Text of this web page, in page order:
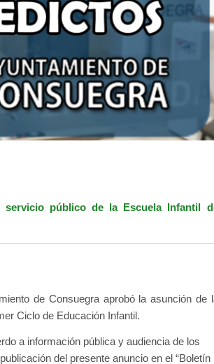
servicio público de la Escuela Infantil
de Consuegra aprobó la asunción de
Ciclo de Educación Infantil.
a información pública y audiencia de los
del presente anuncio en el “Boletín